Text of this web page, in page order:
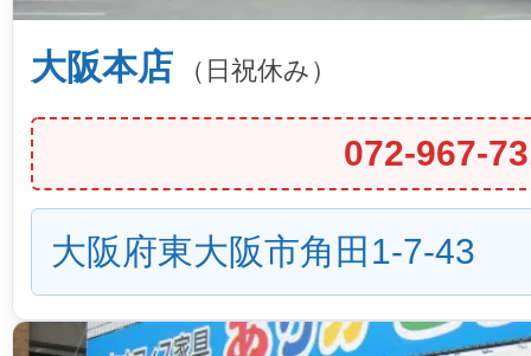
大阪本店 （日祝休み）
072-967-
大阪府東大阪市角田1-7-43